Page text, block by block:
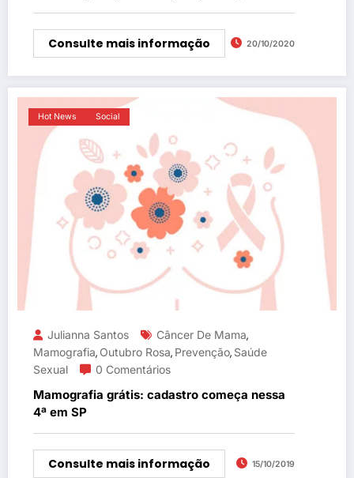
Consulte mais informação 20/10/2020
Hot News Social
Julianna Santos Câncer De Mama,
Mamografia, Outubro Rosa, Prevenção, Saúde
Sexual
0 Comentários
Mamografia grátis: cadastro começa nessa
4ª em SP
Consulte mais informação 15/10/2019